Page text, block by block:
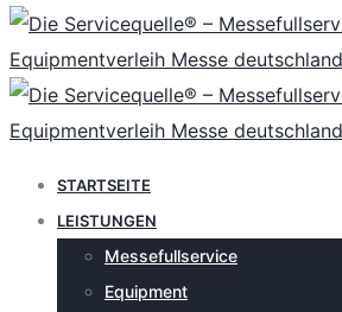
STARTSEITE
LEISTUNGEN
Messefullservice
Equipment